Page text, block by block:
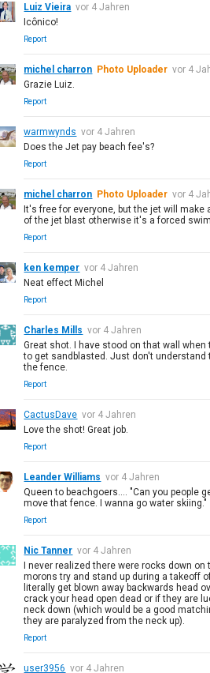
Luiz Vieira vor 4 Jahren
Icônico!
Report
michel charron Photo Uploader vor 4
Grazie Luiz.
Report
warmwynds vor 4 Jahren
Does the Jet pay beach fee's?
Report
michel charron Photo Uploader vor 4
It's free for everyone, but the jet will make
of the jet blast otherwise it's a forced
Report
ken kemper vor 4 Jahren
Neat effect Michel
Report
Charles Mills vor 4 Jahren
Great shot. I have stood on that wall
to get sandblasted. Just don't
the fence.
Report
CactusDave vor 4 Jahren
Love the shot! Great job.
Report
Leander Williams vor 4 Jahren
Queen to beachgoers.... "Can you people
move that fence. I wanna go water skiing."
Report
Nic Tanner vor 4 Jahren
I never realized there were rocks down on
morons try and stand up during a takeoff
literally get blown away backwards head
crack your head open dead or if they are
neck down (which would be a good
they are paralyzed from the neck up).
Report
user3956 vor 4 Jahren